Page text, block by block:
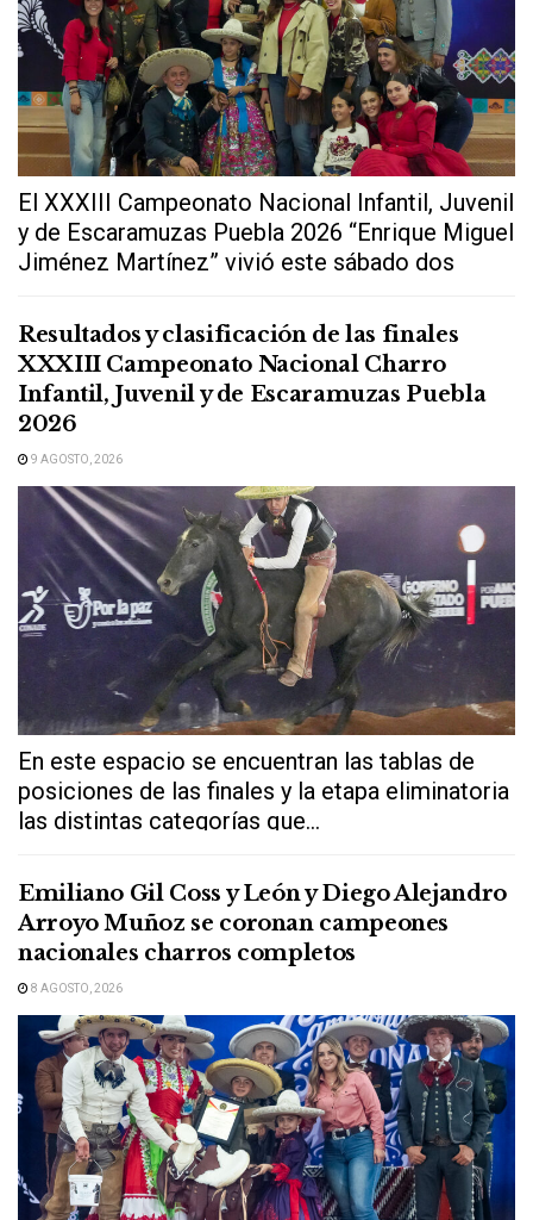
El XXXIII Campeonato Nacional Infantil, Juvenil
y de Escaramuzas Puebla 2026 “Enrique Miguel
Jiménez Martínez” vivió este sábado dos
Resultados y clasificación de las finales
XXXIII Campeonato Nacional Charro
Infantil, Juvenil y de Escaramuzas Puebla
2026
9 AGOSTO, 2026
En este espacio se encuentran las tablas de
posiciones de las finales y la etapa eliminatoria
las distintas categorías que...
Emiliano Gil Coss y León y Diego Alejandro
Arroyo Muñoz se coronan campeones
nacionales charros completos
8 AGOSTO, 2026